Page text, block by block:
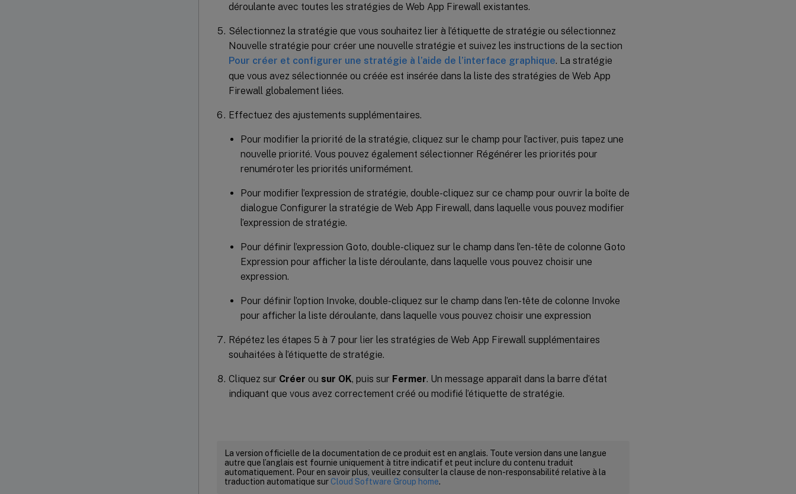
déroulante avec toutes les stratégies de Web App Firewall existantes.
Sélectionnez la stratégie que vous souhaitez lier à l’étiquette de stratégie ou sélectionnez
Nouvelle stratégie pour créer une nouvelle stratégie et suivez les instructions de la section
Pour créer et configurer une stratégie à l’aide de l’interface graphique. La stratégie
que vous avez sélectionnée ou créée est insérée dans la liste des stratégies de Web App
Firewall globalement liées.
Effectuez des ajustements supplémentaires.
Pour modifier la priorité de la stratégie, cliquez sur le champ pour l’activer, puis tapez une
nouvelle priorité. Vous pouvez également sélectionner Régénérer les priorités pour
renuméroter les priorités uniformément.
Pour modifier l’expression de stratégie, double-cliquez sur ce champ pour ouvrir la boîte de
dialogue Configurer la stratégie de Web App Firewall, dans laquelle vous pouvez modifier
l’expression de stratégie.
Pour définir l’expression Goto, double-cliquez sur le champ dans l’en-tête de colonne Goto
Expression pour afficher la liste déroulante, dans laquelle vous pouvez choisir une
expression.
Pour définir l’option Invoke, double-cliquez sur le champ dans l’en-tête de colonne Invoke
pour afficher la liste déroulante, dans laquelle vous pouvez choisir une expression
Répétez les étapes 5 à 7 pour lier les stratégies de Web App Firewall supplémentaires
souhaitées à l’étiquette de stratégie.
Cliquez sur Créer ou sur OK, puis sur Fermer. Un message apparaît dans la barre d’état
indiquant que vous avez correctement créé ou modifié l’étiquette de stratégie.
La version officielle de la documentation de ce produit est en anglais. Toute version dans une langue
autre que l’anglais est fournie uniquement à titre indicatif et peut inclure du contenu traduit
automatiquement. Pour en savoir plus, veuillez consulter la clause de non-responsabilité relative à la
traduction automatique sur Cloud Software Group home.